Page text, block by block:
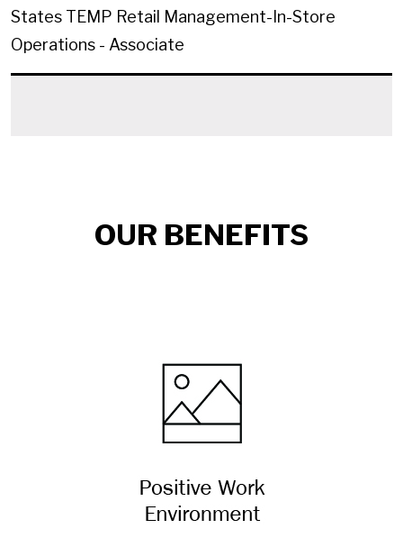
States TEMP Retail Management-In-Store
Operations - Associate
OUR BENEFITS